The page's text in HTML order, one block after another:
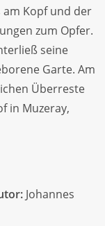
Kopf und der
zum Opfer.
seine
Garte. Am
Überreste
in Muzeray,
Johannes